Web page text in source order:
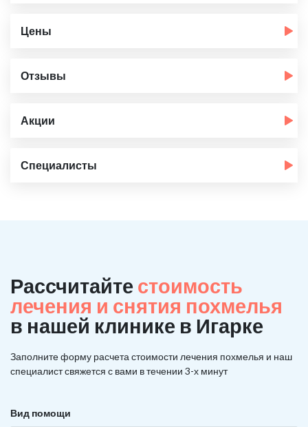
Цены
Отзывы
Акции
Специалисты
Рассчитайте стоимость
лечения и снятия похмелья
в нашей клинике в Игарке
Заполните форму расчета стоимости лечения похмелья и наш
специалист свяжется с вами в течении 3-х минут
Вид помощи